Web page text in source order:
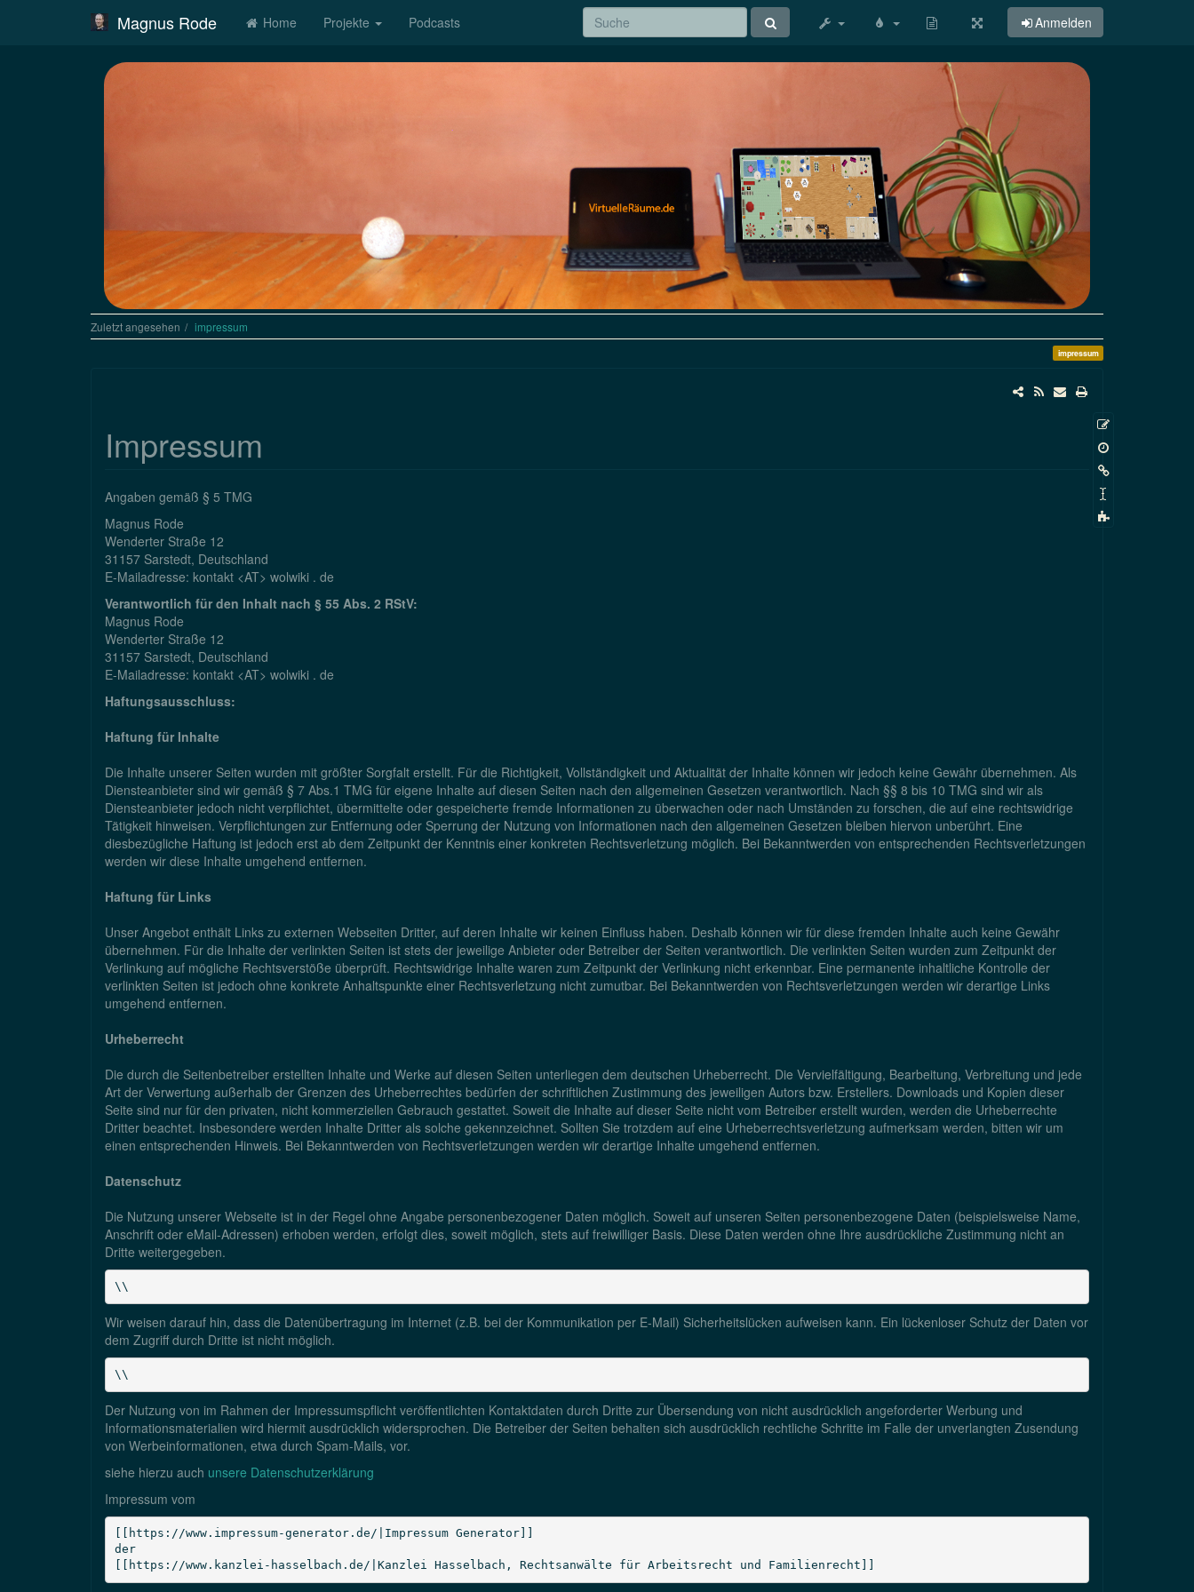
Magnus Rode Home Projekte Podcasts
Zeige
Anmelden
Zuletzt angesehen impressum
impressum
Impressum
Angaben gemäß § 5 TMG
Magnus Rode
Wenderter Straße 12
31157 Sarstedt, Deutschland
E-Mailadresse: kontakt <AT> wolwiki . de
Verantwortlich für den Inhalt nach § 55 Abs. 2 RStV:
Magnus Rode
Wenderter Straße 12
31157 Sarstedt, Deutschland
E-Mailadresse: kontakt <AT> wolwiki . de
Haftungsausschluss:
Haftung für Inhalte
Die Inhalte unserer Seiten wurden mit größter Sorgfalt erstellt. Für die Richtigkeit, Vollständigkeit und Aktualität der Inhalte können wir jedoch keine Gewähr übernehmen. Als
Diensteanbieter sind wir gemäß § 7 Abs.1 TMG für eigene Inhalte auf diesen Seiten nach den allgemeinen Gesetzen verantwortlich. Nach §§ 8 bis 10 TMG sind wir als
Diensteanbieter jedoch nicht verpflichtet, übermittelte oder gespeicherte fremde Informationen zu überwachen oder nach Umständen zu forschen, die auf eine rechtswidrige
Tätigkeit hinweisen. Verpflichtungen zur Entfernung oder Sperrung der Nutzung von Informationen nach den allgemeinen Gesetzen bleiben hiervon unberührt. Eine
diesbezügliche Haftung ist jedoch erst ab dem Zeitpunkt der Kenntnis einer konkreten Rechtsverletzung möglich. Bei Bekanntwerden von entsprechenden Rechtsverletzungen
werden wir diese Inhalte umgehend entfernen.
Haftung für Links
Unser Angebot enthält Links zu externen Webseiten Dritter, auf deren Inhalte wir keinen Einfluss haben. Deshalb können wir für diese fremden Inhalte auch keine Gewähr
übernehmen. Für die Inhalte der verlinkten Seiten ist stets der jeweilige Anbieter oder Betreiber der Seiten verantwortlich. Die verlinkten Seiten wurden zum Zeitpunkt der
Verlinkung auf mögliche Rechtsverstöße überprüft. Rechtswidrige Inhalte waren zum Zeitpunkt der Verlinkung nicht erkennbar. Eine permanente inhaltliche Kontrolle der
verlinkten Seiten ist jedoch ohne konkrete Anhaltspunkte einer Rechtsverletzung nicht zumutbar. Bei Bekanntwerden von Rechtsverletzungen werden wir derartige Links
umgehend entfernen.
Urheberrecht
Die durch die Seitenbetreiber erstellten Inhalte und Werke auf diesen Seiten unterliegen dem deutschen Urheberrecht. Die Vervielfältigung, Bearbeitung, Verbreitung und jede
Art der Verwertung außerhalb der Grenzen des Urheberrechtes bedürfen der schriftlichen Zustimmung des jeweiligen Autors bzw. Erstellers. Downloads und Kopien dieser
Seite sind nur für den privaten, nicht kommerziellen Gebrauch gestattet. Soweit die Inhalte auf dieser Seite nicht vom Betreiber erstellt wurden, werden die Urheberrechte
Dritter beachtet. Insbesondere werden Inhalte Dritter als solche gekennzeichnet. Sollten Sie trotzdem auf eine Urheberrechtsverletzung aufmerksam werden, bitten wir um
einen entsprechenden Hinweis. Bei Bekanntwerden von Rechtsverletzungen werden wir derartige Inhalte umgehend entfernen.
Datenschutz
Die Nutzung unserer Webseite ist in der Regel ohne Angabe personenbezogener Daten möglich. Soweit auf unseren Seiten personenbezogene Daten (beispielsweise Name,
Anschrift oder eMail-Adressen) erhoben werden, erfolgt dies, soweit möglich, stets auf freiwilliger Basis. Diese Daten werden ohne Ihre ausdrückliche Zustimmung nicht an
Dritte weitergegeben.
\\
Wir weisen darauf hin, dass die Datenübertragung im Internet (z.B. bei der Kommunikation per E-Mail) Sicherheitslücken aufweisen kann. Ein lückenloser Schutz der Daten vor
dem Zugriff durch Dritte ist nicht möglich.
\\
Der Nutzung von im Rahmen der Impressumspflicht veröffentlichten Kontaktdaten durch Dritte zur Übersendung von nicht ausdrücklich angeforderter Werbung und
Informationsmaterialien wird hiermit ausdrücklich widersprochen. Die Betreiber der Seiten behalten sich ausdrücklich rechtliche Schritte im Falle der unverlangten Zusendung
von Werbeinformationen, etwa durch Spam-Mails, vor.
siehe hierzu auch unsere Datenschutzerklärung
Impressum vom
[[https://www.impressum-generator.de/|Impressum Generator]]
der
[[https://www.kanzlei-hasselbach.de/|Kanzlei Hasselbach, Rechtsanwälte für Arbeitsrecht und Familienrecht]]